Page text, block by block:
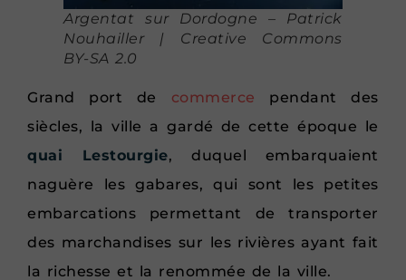
Argentat sur Dordogne – Patrick
Nouhailler | Creative Commons
BY-SA 2.0
Grand port de commerce pendant des
siècles, la ville a gardé de cette époque le
quai Lestourgie, duquel embarquaient
naguère les gabares, qui sont les petites
embarcations permettant de transporter
des marchandises sur les rivières ayant fait
la richesse et la renommée de la ville.